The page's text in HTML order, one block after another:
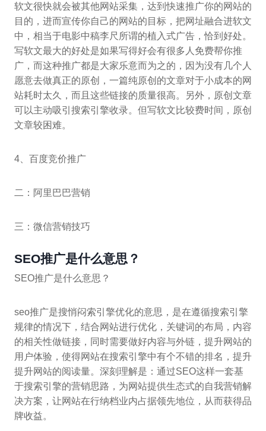
软文很快就会被其他网站采集，达到快速推广你的网站的
目的，进而宣传你自己的网站的目标，把网址融合进软文
中，相当于电影中稿李尺所谓的植入式广告，恰到好处。
写软文最大的好处是如果写得好会有很多人免费帮你推
广，而这种推广都是大家乐意而为之的，因为没有几个人
愿意去做真正的原创，一篇纯原创的文章对于小成本的网
站耗时太久，而且这些链接的质量很高。另外，原创文章
可以主动吸引搜索引擎收录。但写软文比较费时间，原创
文章较困难。
4、百度竞价推广
二：阿里巴巴营销
三：微信营销技巧
SEO推广是什么意思？
SEO推广是什么意思？
seo推广是搜悄闷索引擎优化的意思，是在遵循搜索引擎
规律的情况下，结合网站进行优化，关键词的布局，内容
的相关性做链接，同时需要做好内容与外链，提升网站的
用户体验，使得网站在搜索引擎中有个不错的排名，提升
提升网站的阅读量。深刻理解是：通过SEO这样一套基
于搜索引擎的营销思路，为网站提供生态式的自我营销解
决方案，让网站在行纳档业内占据领先地位，从而获得品
牌收益。